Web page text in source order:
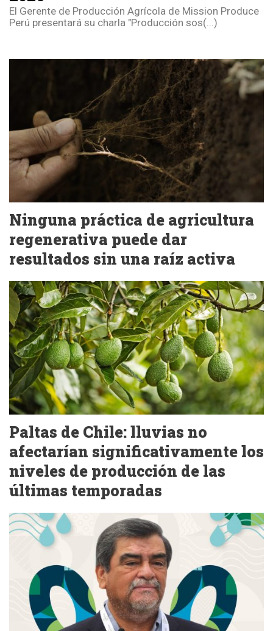
El Gerente de Producción Agrícola de Mission Produce
Perú presentará su charla "Producción sos(...)
Ninguna práctica de agricultura
regenerativa puede dar
resultados sin una raíz activa
Paltas de Chile: lluvias no
afectarían significativamente los
niveles de producción de las
últimas temporadas